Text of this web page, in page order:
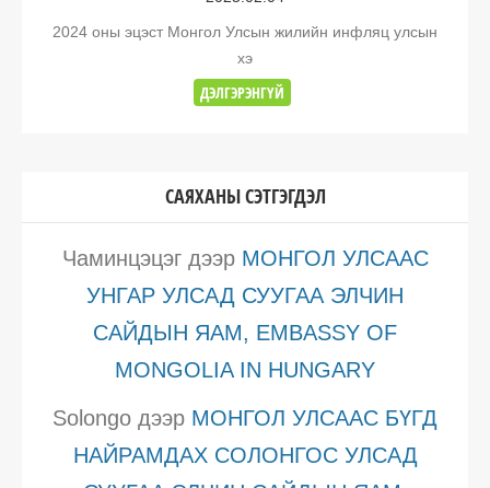
2024 оны эцэст Монгол Улсын жилийн инфляц улсын
хэ
ДЭЛГЭРЭНГҮЙ
САЯХАНЫ СЭТГЭГДЭЛ
Чаминцэцэгдээр МОНГОЛ УЛСААС
УНГАР УЛСАД СУУГАА ЭЛЧИН
САЙДЫН ЯАМ, EMBASSY OF
MONGOLIA IN HUNGARY
Solongo дээр МОНГОЛ УЛСААС БҮГД
НАЙРАМДАХ СОЛОНГОС УЛСАД